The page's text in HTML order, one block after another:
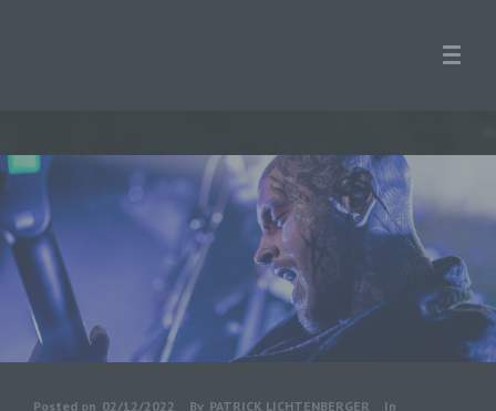
Posted on 02/12/2022 By PATRICK LICHTENBERGER In